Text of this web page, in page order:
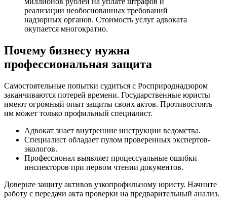
реализации необоснованных требований
надзорных органов. Стоимость услуг адвоката
окупается многократно.
Почему бизнесу нужна
профессиональная защита
Самостоятельные попытки судиться с Росприроднадзором
заканчиваются потерей времени. Государственные юристы
имеют огромный опыт защиты своих актов. Противостоять
им может только профильный специалист.
Адвокат знает внутренние инструкции ведомства.
Специалист обладает пулом проверенных экспертов-
экологов.
Профессионал выявляет процессуальные ошибки
инспекторов при первом чтении документов.
Доверьте защиту активов узкопрофильному юристу. Начните
работу с передачи акта проверки на предварительный анализ.